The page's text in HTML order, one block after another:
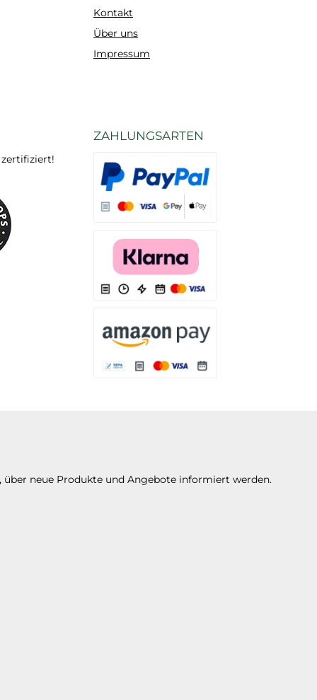
Kontakt
Über uns
Impressum
ZAHLUNGSARTEN
neue Produkte und Angebote informiert werden.